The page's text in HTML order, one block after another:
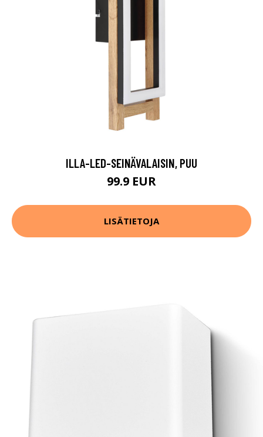
ILLA-LED-SEINÄVALAISIN, PUU
99.9 EUR
LISÄTIETOJA